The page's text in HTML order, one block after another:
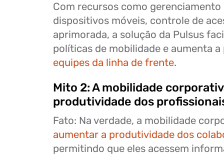
Com recursos como
dispositivos móveis, controle de
aprimorada, a solução da Pulsus
políticas de mobilidade e aumenta
equipes da linha de frente.
Mito 2: A mobilidade
produtividade dos
Fato: Na verdade, a mobilidade
aumentar a produtividade dos
permitindo que eles acessem